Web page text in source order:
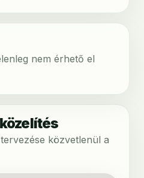
nem érhető el
közvetlenül a